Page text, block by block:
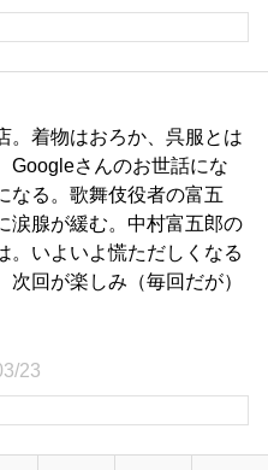
。着物はおろか、呉服とは
Googleさんのお世話にな
なる。歌舞伎役者の富五
涙腺が緩む。中村富五郎の
。いよいよ慌ただしくなる
回が楽しみ（毎回だが）
23